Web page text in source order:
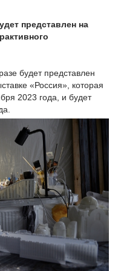
представлен на
будет представлен
«Россия», которая
2023 года, и будет